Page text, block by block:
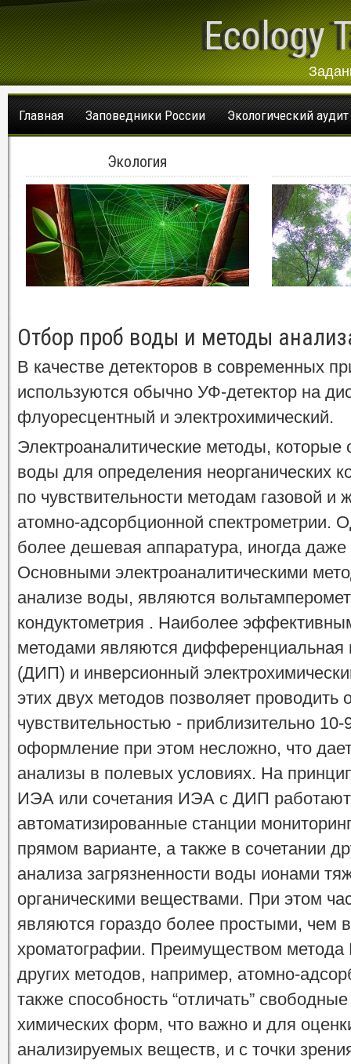
Ecology
Главная Заповедники России Экологический аудит
Экология
Отбор проб воды и методы
В качестве детекторов в современных
используются обычно УФ-детектор на
флуоресцентный и электрохимический.
Электроаналитические методы,
воды для определения неорганических
по чувствительности методам газовой и
атомно-адсорбционной спектрометрии.
более дешевая аппаратура, иногда
Основными электроаналитическими
анализе воды, являются
кондуктометрия . Наиболее
методами являются дифференциальная
(ДИП) и инверсионный
этих двух методов позволяет проводить
чувствительностью - приблизительно
оформление при этом несложно, что
анализы в полевых условиях. На
ИЭА или сочетания ИЭА с ДИП
автоматизированные станции
прямом варианте, а также в сочетании
анализа загрязненности воды ионами
органическими веществами. При этом
являются гораздо более простыми, чем
хроматографии. Преимуществом метода
других методов, например, атомно-
также способность “отличать”
химических форм, что важно и для
анализируемых веществ, и с точки